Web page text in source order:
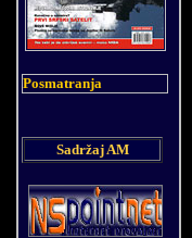
Posmatranja
Sadržaj AM